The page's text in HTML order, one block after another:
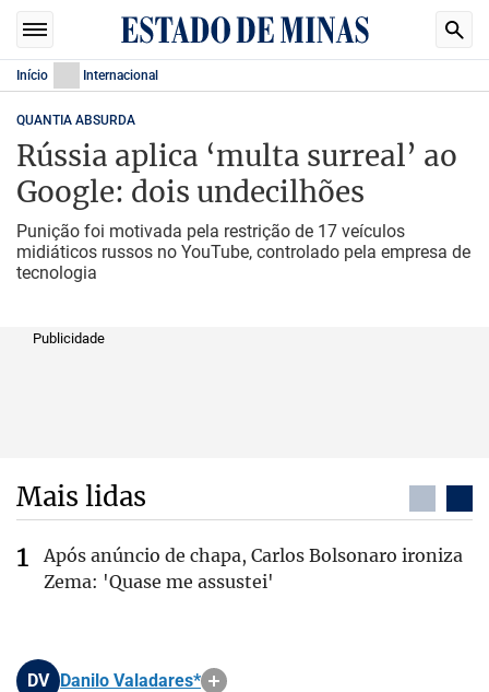
Início Internacional
QUANTIA ABSURDA
Rússia aplica ‘multa surreal’ ao
Google: dois undecilhões
Punição foi motivada pela restrição de 17 veículos
midiáticos russos no YouTube, controlado pela empresa de
tecnologia
Publicidade
Mais lidas
Após anúncio de chapa, Carlos Bolsonaro ironiza
Zema: 'Quase me assustei'
DV Danilo Valadares*